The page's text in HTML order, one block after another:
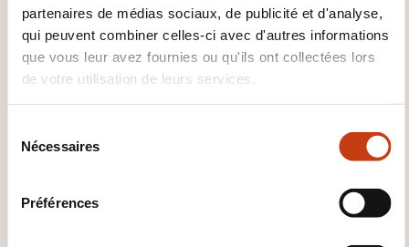
partenaires de médias sociaux, de publicité et d'analyse,
qui peuvent combiner celles-ci avec d'autres informations
que vous leur avez fournies ou qu'ils ont collectées lors
de votre utilisation de leurs services.
Nécessaires
Préférences
un rêve, décrire un espoir ou un but et exposer
brièvement des raisons ou explications pour un
projet ou une idée.